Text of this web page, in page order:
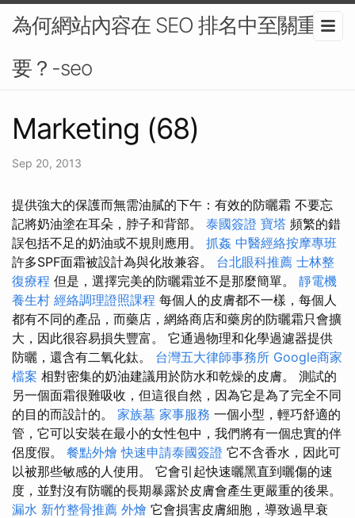
為何網站內容在 SEO 排名中至關重
要？-seo
Marketing (68)
Sep 20, 2013
提供強大的保護而無需油膩的下午：有效的防曬霜 不要忘
記將奶油塗在耳朵，脖子和背部。 泰國簽證 寶塔 頻繁的錯
誤包括不足的奶油或不規則應用。 抓姦 中醫經絡按摩專班
許多SPF面霜被設計為與化妝兼容。 台北眼科推薦 士林整
復療程 但是，選擇完美的防曬霜並不是那麼簡單。 靜電機
養生村 經絡調理證照課程 每個人的皮膚都不一樣，每個人
都有不同的產品，而藥店，網絡商店和藥房的防曬霜只會擴
大，因此很容易損失豐富。 它通過物理和化學過濾器提供
防曬，還含有二氧化鈦。 台灣五大律師事務所 Google商家
檔案 相對密集的奶油建議用於防水和乾燥的皮膚。 測試的
另一個面霜很難吸收，但這很自然，因為它是為了完全不同
的目的而設計的。 家族墓 家事服務 一個小型，輕巧舒適的
管，它可以安裝在最小的女性包中，我們將有一個忠實的伴
侶度假。 餐點外燴 快速申請泰國簽證 它不含香水，因此可
以被那些敏感的人使用。 它會引起快速曬黑直到曬傷的速
度，並對沒有防曬的長期暴露於皮膚會產生更嚴重的後果。
漏水 新竹整骨推薦 外燴 它會損害皮膚細胞，導致過早衰